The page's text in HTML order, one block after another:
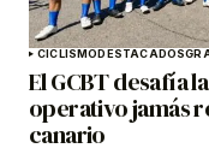
CICLISMODESTACADOS
El GCBT desafía
operativo jamás
canario